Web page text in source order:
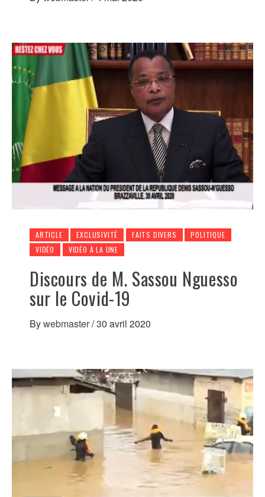
ARTICLE EXCLUSIVITÉ FAITS DIVERS
POLITIQUE
VIDÉO
VIDÉO À LA UNE
Discours de M. Sassou Nguesso
sur le Covid-19
Bywebmaster/30 avril 2020